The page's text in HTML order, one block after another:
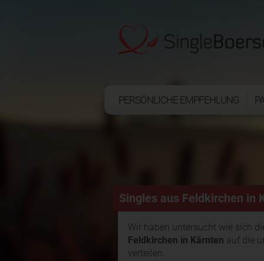
PERSÖNLICHE EMPFEHLUNG
Singles aus Feldkirchen in
Wir haben untersucht wie sich
Feldkirchen in Kärnten auf die
verteilen.